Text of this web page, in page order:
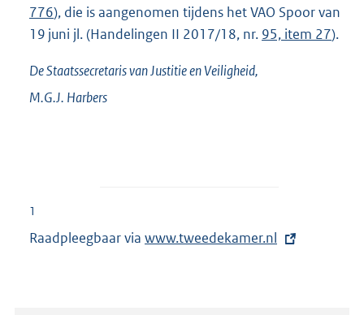
776), die is aangenomen tijdens het VAO Spoor van
19 juni jl. (Handelingen II 2017/18, nr. 95, item 27).
De Staatssecretaris van Justitie en Veiligheid,
M.G.J. Harbers
1
Raadpleegbaar via E
www.tweedekamer.nl